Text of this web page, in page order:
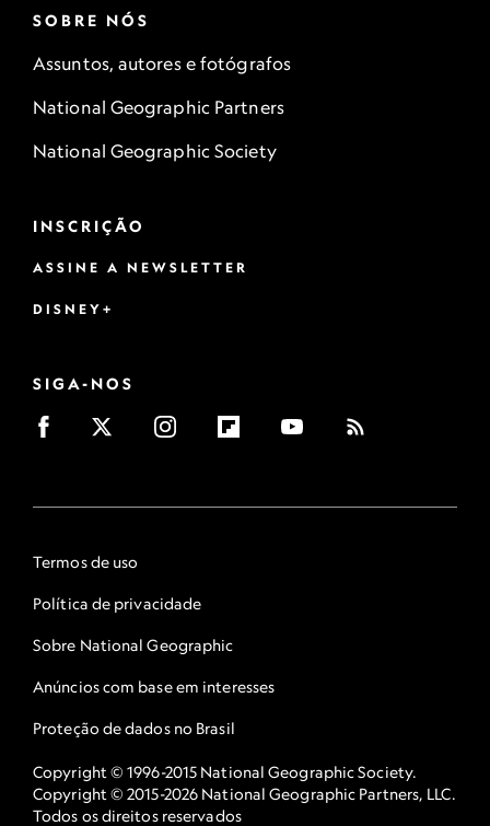
SOBRE NÓS
Assuntos, autores e fotógrafos
National Geographic Partners
National Geographic Society
INSCRIÇÃO
ASSINE A NEWSLETTER
DISNEY+
SIGA-NOS
Termos de uso
Política de privacidade
Sobre National Geographic
Anúncios com base em interesses
Proteção de dados no Brasil
Copyright © 1996-2015 National Geographic Society.
Copyright © 2015-2026 National Geographic Partners, LLC.
Todos os direitos reservados